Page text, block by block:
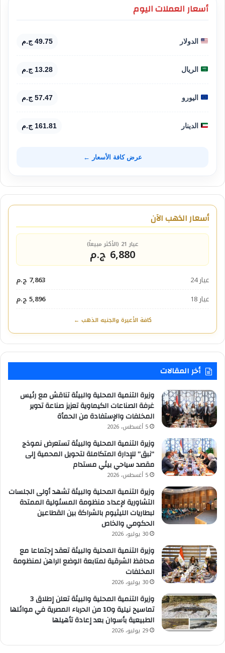
أسعار العملات اليوم
الدولار 49.75 ج.م
الريال 13.28 ج.م
اليورو 57.47 ج.م
الدينار 161.81 ج.م
عرض كافة الأسعار ←
أسعار الذهب الآن
عيار 21 (الأكثر مبيعاً)
6,880 ج.م
عيار 24
7,863 ج.م
عيار 18
5,896 ج.م
كافة الأعيرة والجنيه الذهب ←
أخر المقالات
وزيرة التنمية المحلية والبيئة تناقش مع رئيس
غرفة الصناعات الكيماوية تعزيز صناعة تدوير
المخلفات والإستفادة من الحمأة
5 أغسطس، 2026
وزيرة التنمية المحلية والبيئة تستعرض نموذج
“نبق” للإدارة المتكاملة لتحويل المحمية إلى
مقصد سياحي بيئي مستدام
5 أغسطس، 2026
وزيرة التنمية المحلية والبيئة تشهد أولى الجلسات
التشاورية لإعداد منظومة المسئولية الممتدة
لبطاريات الليثيوم بالشراكة بين القطاعين
الحكومي والخاص
30 يوليو، 2026
وزيرة التنمية المحلية والبيئة تعقد إجتماعا مع
محافظ الشرقية لمتابعة الوضع الراهن لمنظومة
المخلفات
30 يوليو، 2026
وزيرة التنمية المحلية والبيئة تعلن إطلاق 3
تماسيح نيلية و10 من الحرباء المصرية في موائلها
الطبيعية بأسوان بعد إعادة تأهيلها
29 يوليو، 2026